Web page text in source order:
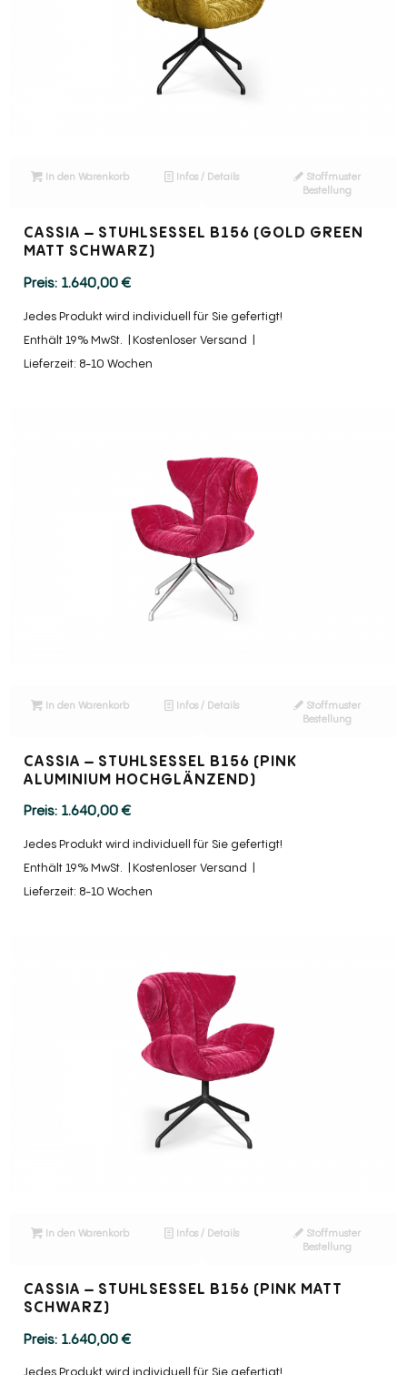
In den Warenkorb Infos / Details
Stoffmuster
Bestellung
CASSIA – STUHLSESSEL B156 (GOLD GREEN
MATT SCHWARZ)
1.640,00€
Jedes Produkt wird individuell für Sie gefertigt!
Enthält 19% MwSt.
Kostenloser Versand
Lieferzeit: 8-10 Wochen
In den Warenkorb Infos / Details
Stoffmuster
Bestellung
CASSIA – STUHLSESSEL B156 (PINK
ALUMINIUM HOCHGLÄNZEND)
1.640,00€
Jedes Produkt wird individuell für Sie gefertigt!
Enthält 19% MwSt.
Kostenloser Versand
Lieferzeit: 8-10 Wochen
In den Warenkorb Infos / Details
Stoffmuster
Bestellung
CASSIA – STUHLSESSEL B156 (PINK MATT
SCHWARZ)
1.640,00€